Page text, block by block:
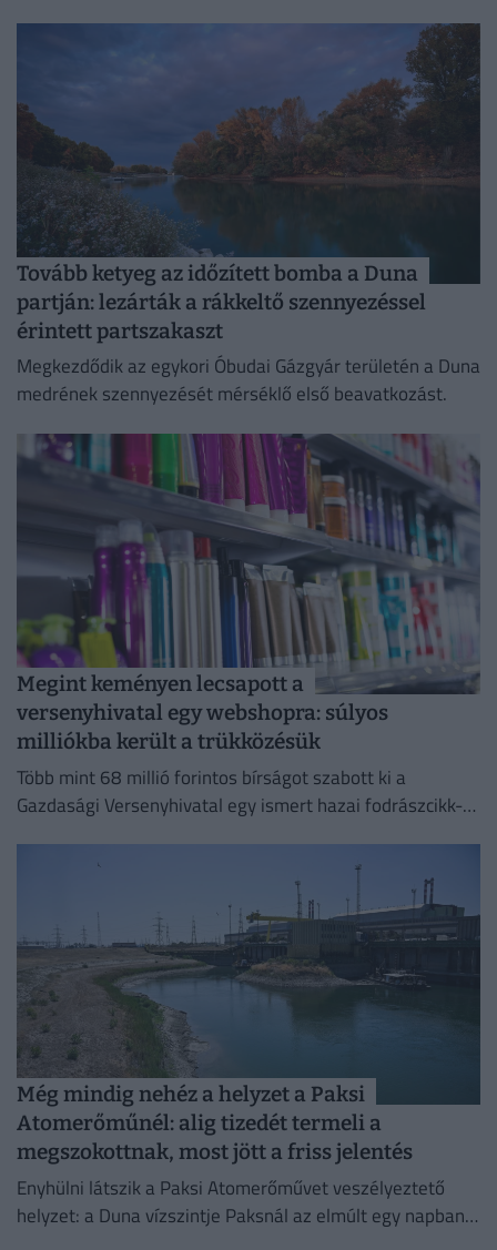
Tovább ketyeg az időzített bomba a Duna
partján: lezárták a rákkeltő szennyezéssel
érintett partszakaszt
Megkezdődik az egykori Óbudai Gázgyár területén a Duna
medrének szennyezését mérséklő első beavatkozást.
Megint keményen lecsapott a
versenyhivatal egy webshopra: súlyos
milliókba került a trükközésük
Több mint 68 millió forintos bírságot szabott ki a
Gazdasági Versenyhivatal egy ismert hazai fodrászcikk-
Még mindig nehéz a helyzet a Paksi
Atomerőműnél: alig tizedét termeli a
megszokottnak, most jött a friss jelentés
Enyhülni látszik a Paksi Atomerőművet veszélyeztető
helyzet: a Duna vízszintje Paksnál az elmúlt egy napban